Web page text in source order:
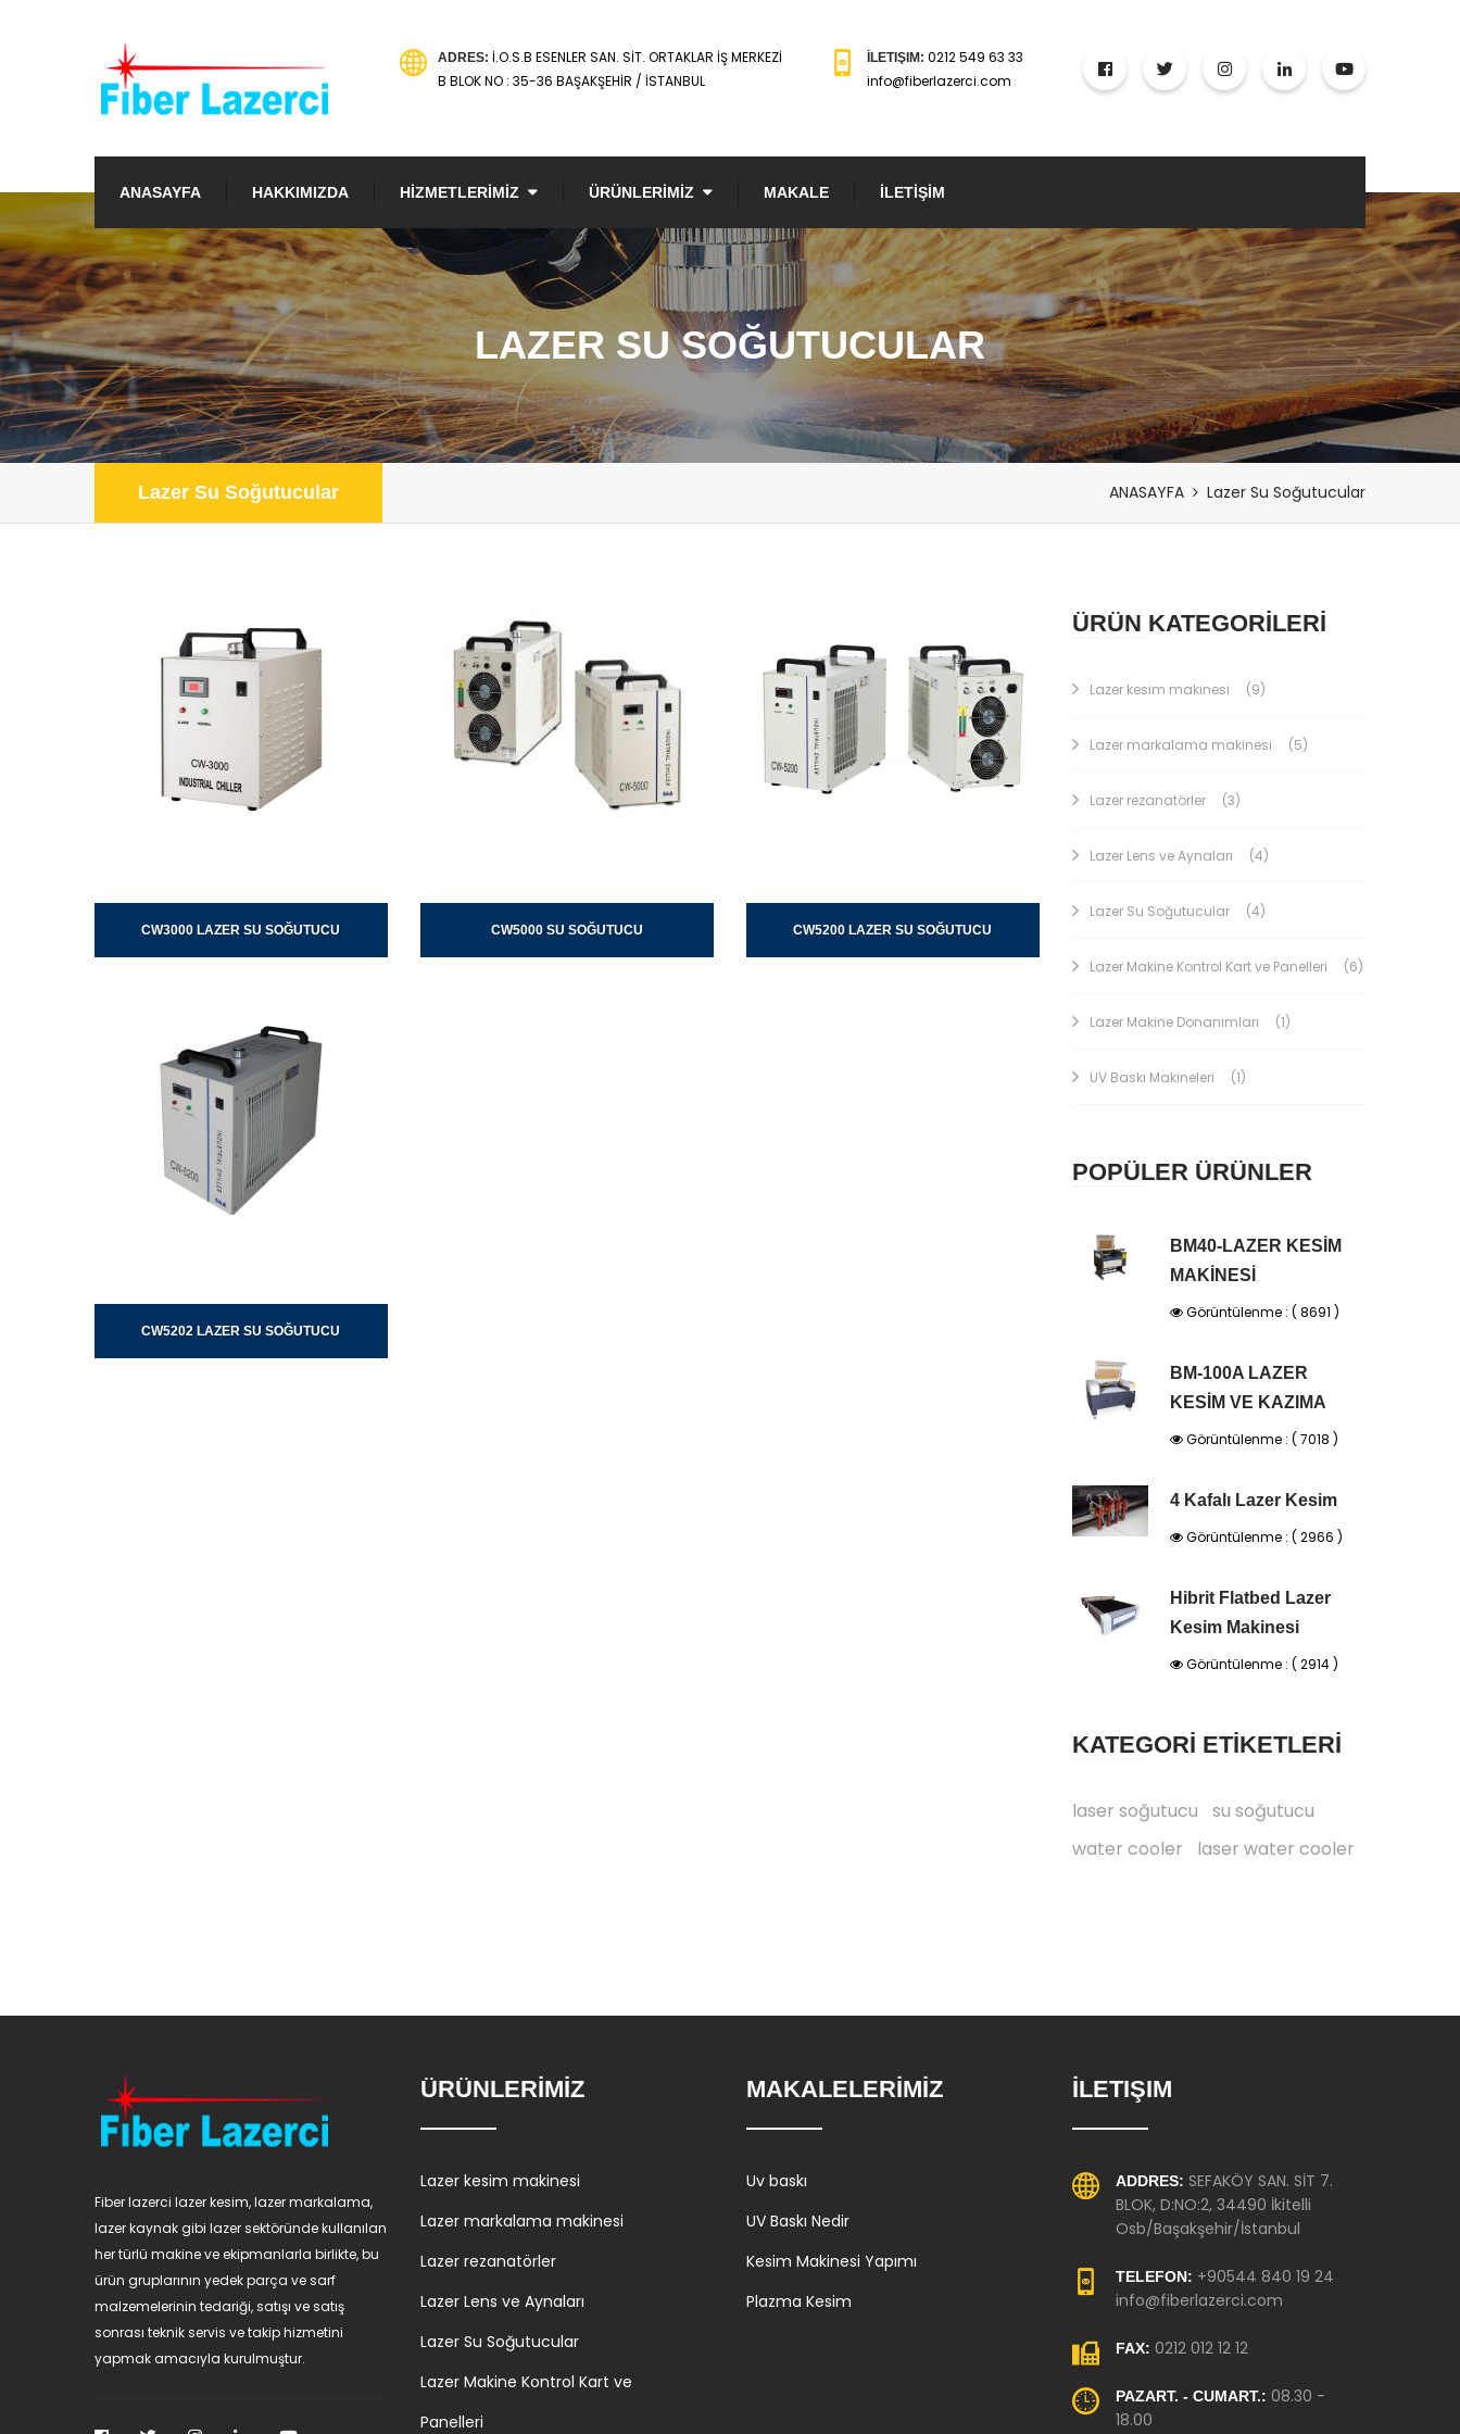
ADRES: İ.O.S.B ESENLER SAN. SİT. ORTAKLAR İŞ MERKEZİ
B BLOK NO : 35-36 BAŞAKŞEHİR / İSTANBUL
İLETIŞIM: 0212 549 63 33
info@fiberlazerci.com
ANASAYFA HAKKIMIZDA HİZMETLERİMİZ ÜRÜNLERİMİZ MAKALE İLETİŞİM
LAZER SU SOĞUTUCULAR
Lazer Su Soğutucular ANASAYFA Lazer Su Soğutucular
CW3000 LAZER SU SOĞUTUCU CW5000 SU SOĞUTUCU CW5200 LAZER SU SOĞUTUCU
CW5202 LAZER SU SOĞUTUCU
ÜRÜN KATEGORİLERİ
Lazer kesim makinesi (9)
Lazer markalama makinesi (5)
Lazer rezanatörler (3)
Lazer Lens ve Aynaları (4)
Lazer Su Soğutucular (4)
Lazer Makine Kontrol Kart ve Panelleri (6)
Lazer Makine Donanımları (1)
UV Baskı Makineleri (1)
POPÜLER ÜRÜNLER
BM40-LAZER KESİM
MAKİNESİ
Görüntülenme : ( 8691 )
BM-100A LAZER
KESİM VE KAZIMA
Görüntülenme : ( 7018 )
4 Kafalı Lazer Kesim
Görüntülenme : ( 2966 )
Hibrit Flatbed Lazer
Kesim Makinesi
Görüntülenme : ( 2914 )
KATEGORİ ETİKETLERİ
laser soğutucu
su soğutucu
water cooler
laser water cooler
Fiber lazerci lazer kesim, lazer markalama,
lazer kaynak gibi lazer sektöründe kullanılan
her türlü makine ve ekipmanlarla birlikte, bu
ürün gruplarının yedek parça ve sarf
malzemelerinin tedariği, satışı ve satış
sonrası teknik servis ve takip hizmetini
yapmak amacıyla kurulmuştur.
ÜRÜNLERİMİZ
Lazer kesim makinesi
Lazer markalama makinesi
Lazer rezanatörler
Lazer Lens ve Aynaları
Lazer Su Soğutucular
Lazer Makine Kontrol Kart ve
Panelleri
MAKALELERİMİZ
Uv baskı
UV Baskı Nedir
Kesim Makinesi Yapımı
Plazma Kesim
İLETIŞIM
ADDRES: SEFAKÖY SAN. SİT 7.
BLOK, D:NO:2, 34490 İkitelli
Osb/Başakşehir/İstanbul
TELEFON: +90544 840 19 24
info@fiberlazerci.com
FAX: 0212 012 12 12
PAZART. - CUMART.: 08.30 -
18.00